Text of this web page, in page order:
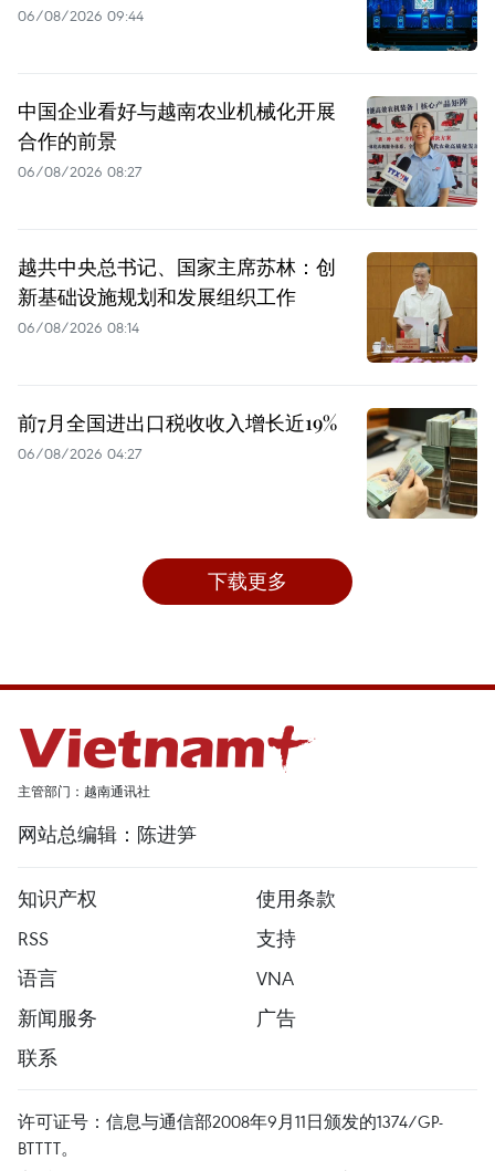
06/08/2026 09:44
中国企业看好与越南农业机械化开展
合作的前景
06/08/2026 08:27
越共中央总书记、国家主席苏林：创
新基础设施规划和发展组织工作
06/08/2026 08:14
前7月全国进出口税收收入增长近19%
06/08/2026 04:27
下载更多
主管部门：越南通讯社
网站总编辑：陈进笋
知识产权
使用条款
RSS
支持
语言
VNA
新闻服务
广告
联系
许可证号：信息与通信部2008年9月11日颁发的1374/GP-
BTTTT。